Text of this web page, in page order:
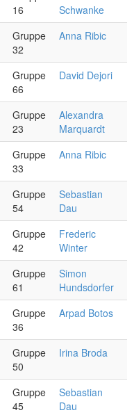
16
Schwanke
Gruppe
32
Anna Ribic
Gruppe
66
David Dejori
Gruppe
23
Alexandra
Marquardt
Gruppe
33
Anna Ribic
Gruppe
54
Sebastian
Dau
Gruppe
42
Frederic
Winter
Gruppe
61
Simon
Hundsdorfer
Gruppe
36
Arpad Botos
Gruppe
50
Irina Broda
Gruppe
45
Sebastian
Dau